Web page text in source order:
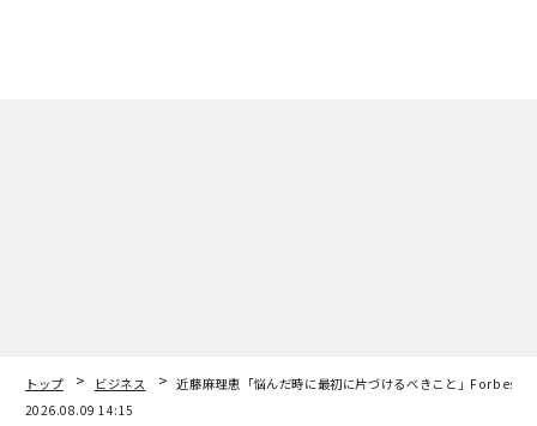
トップ ビジネス
近藤麻理恵「悩んだ時に最初に片づけるべきこと」Forbes
2026.08.09 14:15